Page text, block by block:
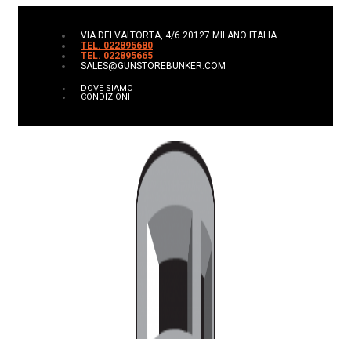
VIA DEI VALTORTA, 4/6 20127 MILANO ITALIA
TEL. 022895680
TEL. 022895665
SALES@GUNSTOREBUNKER.COM
DOVE SIAMO
CONDIZIONI